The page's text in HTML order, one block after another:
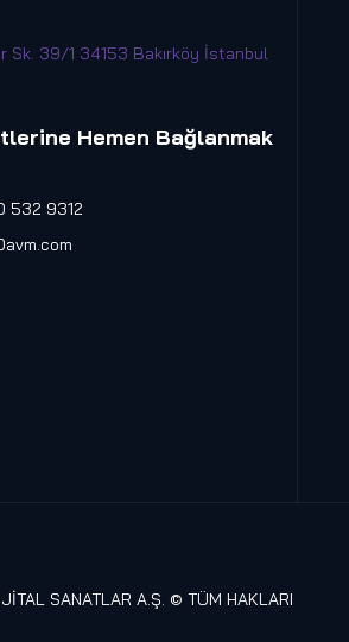
Sk. 39/1 34153 Bakırköy İstanbul
Hemen Bağlanmak
532 9312
SANATLAR A.Ş. © TÜM HAKLARI